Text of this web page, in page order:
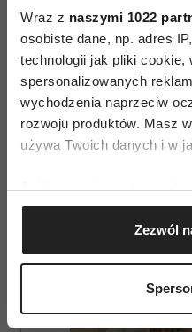
Wraz z naszymi 1022
osobiste dane, np. adres
technologii jak pliki cookie,
spersonalizowanych
wychodzenia naprzeciw
rozwoju produktów. Masz
używa Twoich danych i w
Jeśli wyrazisz na to
Gromadzić dane
geograficznej z
Identyfikować
(fingerprinting, czyli
Zezwól